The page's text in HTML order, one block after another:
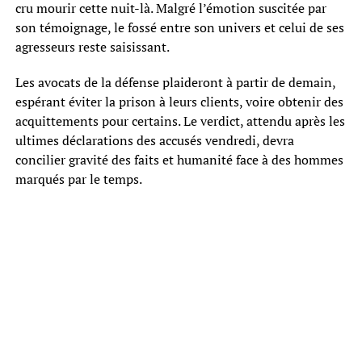
cru mourir cette nuit-là. Malgré l’émotion suscitée par
son témoignage, le fossé entre son univers et celui de ses
agresseurs reste saisissant.
Les avocats de la défense plaideront à partir de demain,
espérant éviter la prison à leurs clients, voire obtenir des
acquittements pour certains. Le verdict, attendu après les
ultimes déclarations des accusés vendredi, devra
concilier gravité des faits et humanité face à des hommes
marqués par le temps.